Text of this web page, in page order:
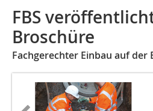
FBS
Broschüre
Fachgerechter Einbau auf der